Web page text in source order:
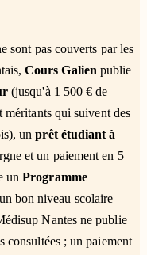
sont pas couverts par les
Cours Galien publie
(jusqu'à 1 500 € de
méritants qui suivent des
unprêt étudiant à
et un paiement en 5
unProgramme
bon niveau scolaire
Nantes ne publie
consultées ; un paiement